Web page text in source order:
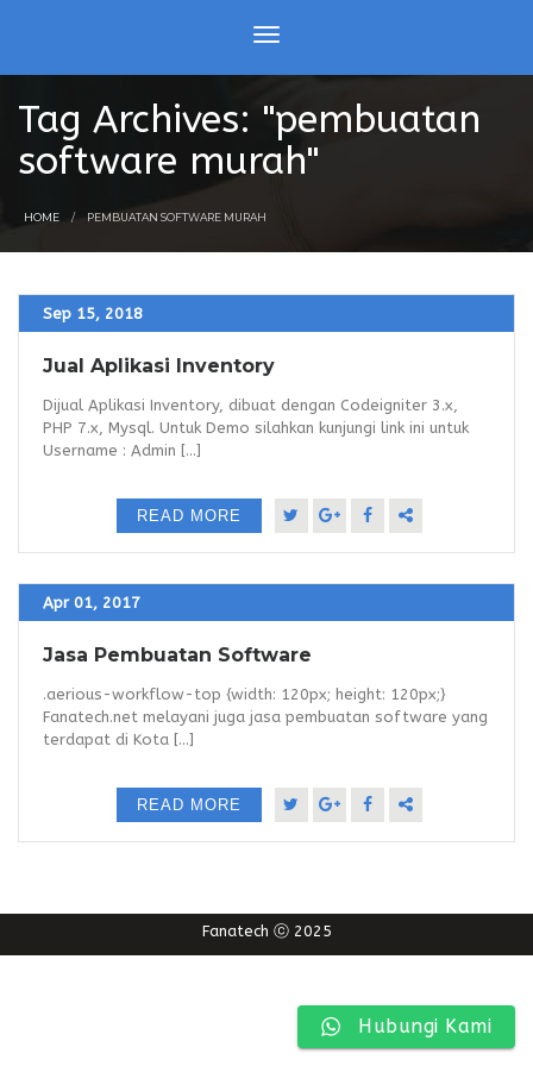
Tag Archives: "pembuatan
software murah"
HOME PEMBUATAN SOFTWARE MURAH
Sep 15, 2018
Jual Aplikasi Inventory
Dijual Aplikasi Inventory, dibuat dengan Codeigniter 3.x,
PHP 7.x, Mysql. Untuk Demo silahkan kunjungi link ini untuk
Username : Admin [...]
READ MORE
Apr 01, 2017
Jasa Pembuatan Software
.aerious-workflow-top {width: 120px; height: 120px;}
Fanatech.net melayani juga jasa pembuatan software yang
terdapat di Kota [...]
READ MORE
Fanatech ⓒ 2025
Hubungi Kami